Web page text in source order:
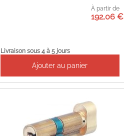
À partir de
192,06 €
Livraison sous 4 à 5 jours
Ajouter au panier